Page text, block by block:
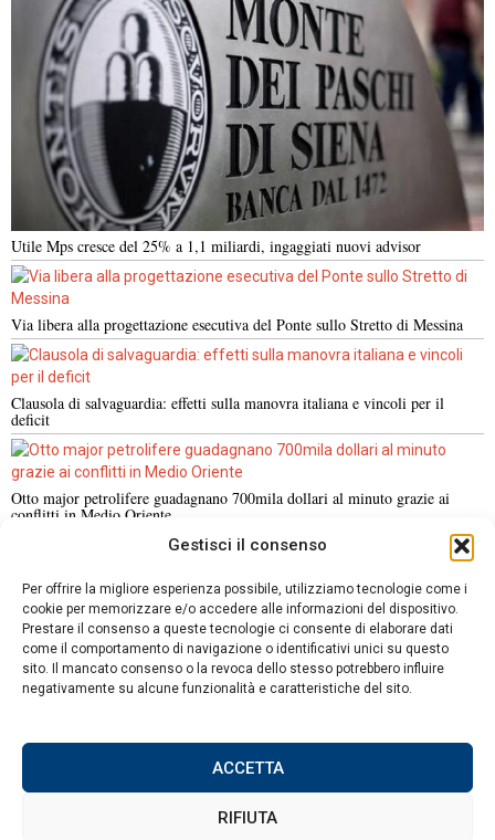
Gestisci il consenso
Per offrire la migliore esperienza possibile, utilizziamo tecnologie come i
cookie per memorizzare e/o accedere alle informazioni del dispositivo.
Prestare il consenso a queste tecnologie ci consente di elaborare dati
come il comportamento di navigazione o identificativi unici su questo
sito. Il mancato consenso o la revoca dello stesso potrebbero influire
negativamente su alcune funzionalità e caratteristiche del sito.
ACCETTA
RIFIUTA
Utile Mps cresce del 25% a 1,1 miliardi, ingaggiati nuovi advisor
Via libera alla progettazione esecutiva del Ponte sullo Stretto di Messina
Clausola di salvaguardia: effetti sulla manovra italiana e vincoli per il
deficit
Otto major petrolifere guadagnano 700mila dollari al minuto grazie ai
conflitti in Medio Oriente
ANALISI E OPINIONI
SPORT CULTURA VIAGGI
Contatti
Informativa sulla privacy